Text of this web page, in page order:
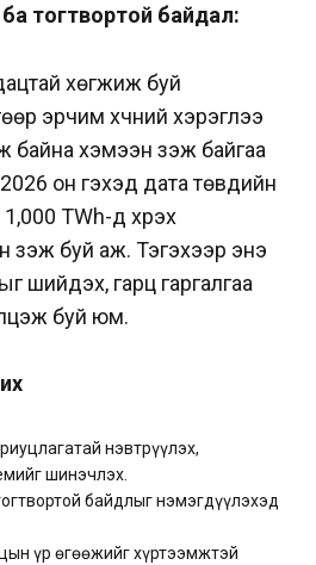
ба тогтвортой байдал:
хөгжиж буй
эрчим хүчний хэрэглээ
хэмээн үзэж байгаа
он гэхэд дата төвүүдийн
TWh-д хүрэх
үзэж буй аж. Тэгэхээр энэ
шийдэх, гарц гаргалгаа
буй юм.
нэвтрүүлэх,
шинэчлэх.
байдлыг нэмэгдүүлэхэд
үр өгөөжийг хүртээмжтэй